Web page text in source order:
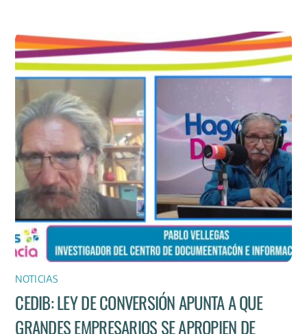
NOTICIAS
CEDIB: LEY DE CONVERSIÓN APUNTA A QUE
GRANDES EMPRESARIOS SE APROPIEN DE